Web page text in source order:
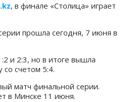
, в финале «Столица» играет
прошла сегодня, 7 июня в
и 2:3, но в итоге вышла
счетом 5:4.
матч финальной серии.
в Минске 11 июня.